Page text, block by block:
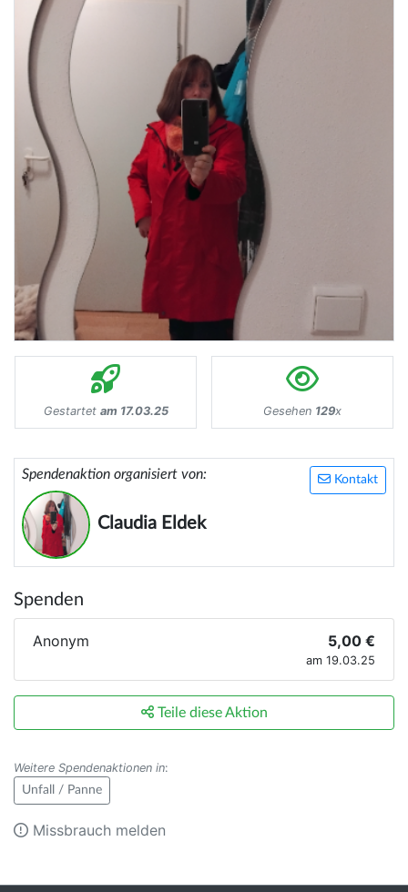
Gestartet am 17.03.25 Gesehen 129x
Kontakt
Spendenaktion organisiert von:
Claudia Eldek
Spenden
Anonym 5,00 €
am 19.03.25
Teile diese Aktion
Weitere Spendenaktionen in:
Unfall / Panne
Missbrauch melden